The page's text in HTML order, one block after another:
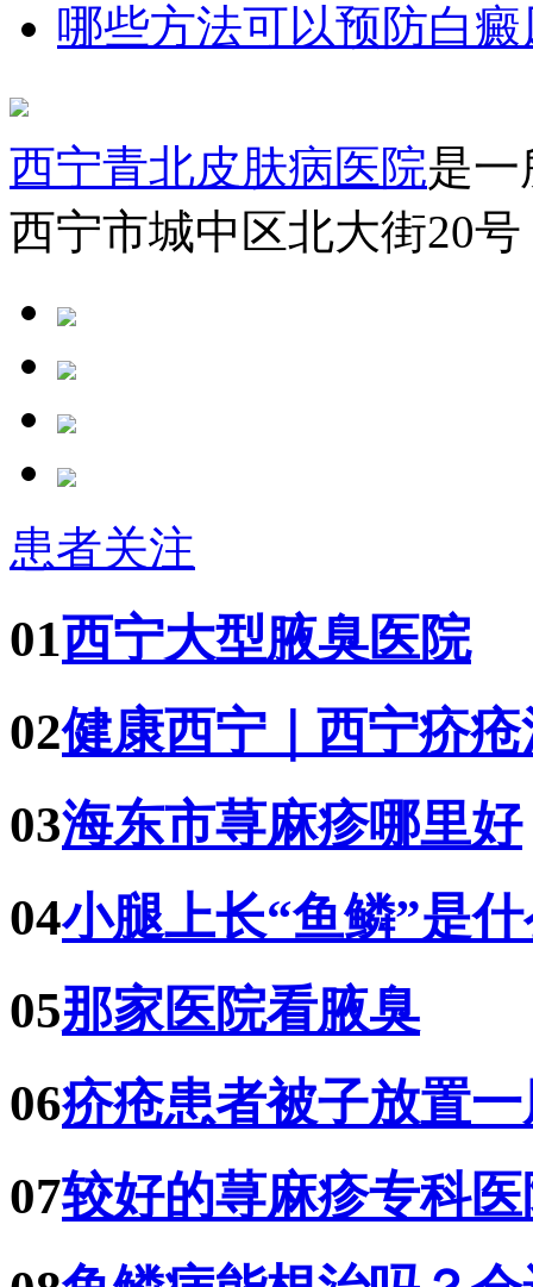
哪些方法可以预防白癜
西宁青北皮肤病医院是
西宁市城中区北大街20
患者关注
01西宁大型腋臭医院
02健康西宁｜西宁疥
03海东市荨麻疹哪里好
04小腿上长“鱼鳞”是
05那家医院看腋臭
06疥疮患者被子放置
07较好的荨麻疹专科